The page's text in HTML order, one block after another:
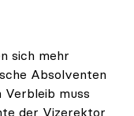
sich mehr
Absolventen
Verbleib muss
der Vizerektor